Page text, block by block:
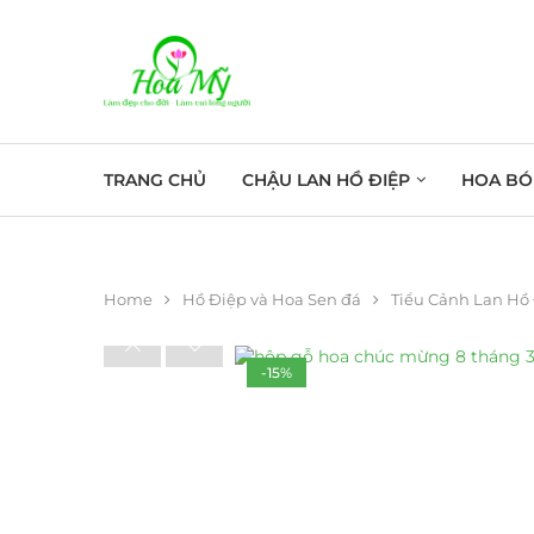
TRANG CHỦ CHẬU LAN HỒ ĐIỆP HOA BÓ
Home Hồ Điệp và Hoa Sen đá Tiểu Cảnh Lan
-15%